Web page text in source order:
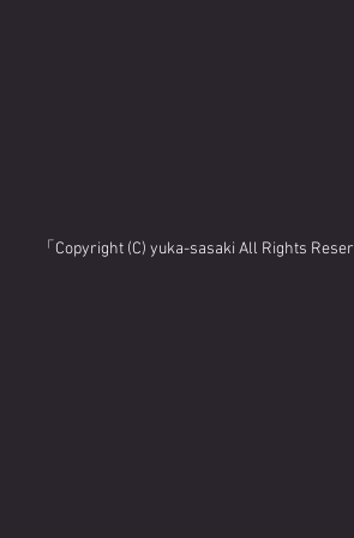
「Copyright (C) yuka-sasaki All Rights